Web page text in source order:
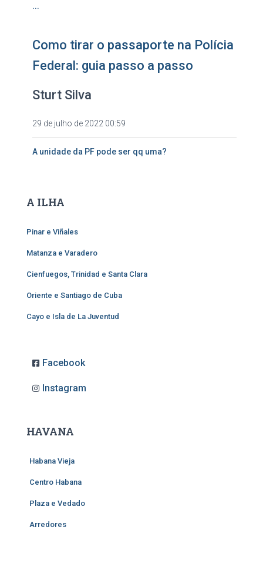
...
Como tirar o passaporte na Polícia
Federal: guia passo a passo
Sturt Silva
29 de julho de 2022 00:59
A unidade da PF pode ser qq uma?
A ILHA
Pinar e Viñales
Matanza e Varadero
Cienfuegos, Trinidad e Santa Clara
Oriente e Santiago de Cuba
Cayo e Isla de La Juventud
Facebook
Instagram
HAVANA
Habana Vieja
Centro Habana
Plaza e Vedado
Arredores